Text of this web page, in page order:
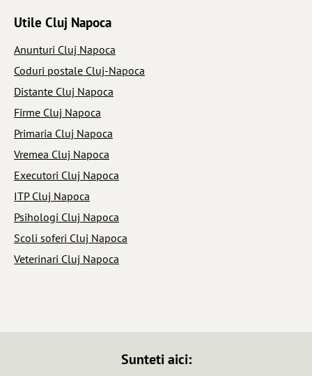
Utile Cluj Napoca
Anunturi Cluj Napoca
Coduri postale Cluj-Napoca
Distante Cluj Napoca
Firme Cluj Napoca
Primaria Cluj Napoca
Vremea Cluj Napoca
Executori Cluj Napoca
ITP Cluj Napoca
Psihologi Cluj Napoca
Scoli soferi Cluj Napoca
Veterinari Cluj Napoca
Sunteti aici: